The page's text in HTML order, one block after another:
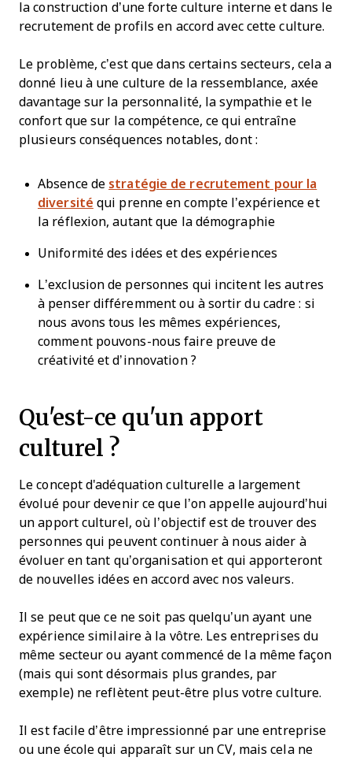
la construction d’une forte culture interne et dans le
recrutement de profils en accord avec cette culture.
Le problème, c’est que dans certains secteurs, cela a
donné lieu à une culture de la ressemblance, axée
davantage sur la personnalité, la sympathie et le
confort que sur la compétence, ce qui entraîne
plusieurs conséquences notables, dont :
Absence de stratégie de recrutement pour la
diversité qui prenne en compte l’expérience et
la réflexion, autant que la démographie
Uniformité des idées et des expériences
L’exclusion de personnes qui incitent les autres
à penser différemment ou à sortir du cadre : si
nous avons tous les mêmes expériences,
comment pouvons-nous faire preuve de
créativité et d’innovation ?
Qu'est-ce qu'un apport
culturel ?
Le concept d'adéquation culturelle a largement
évolué pour devenir ce que l’on appelle aujourd’hui
un apport culturel, où l’objectif est de trouver des
personnes qui peuvent continuer à nous aider à
évoluer en tant qu’organisation et qui apporteront
de nouvelles idées en accord avec nos valeurs.
Il se peut que ce ne soit pas quelqu’un ayant une
expérience similaire à la vôtre. Les entreprises du
même secteur ou ayant commencé de la même façon
(mais qui sont désormais plus grandes, par
exemple) ne reflètent peut-être plus votre culture.
Il est facile d’être impressionné par une entreprise
ou une école qui apparaît sur un CV, mais cela ne